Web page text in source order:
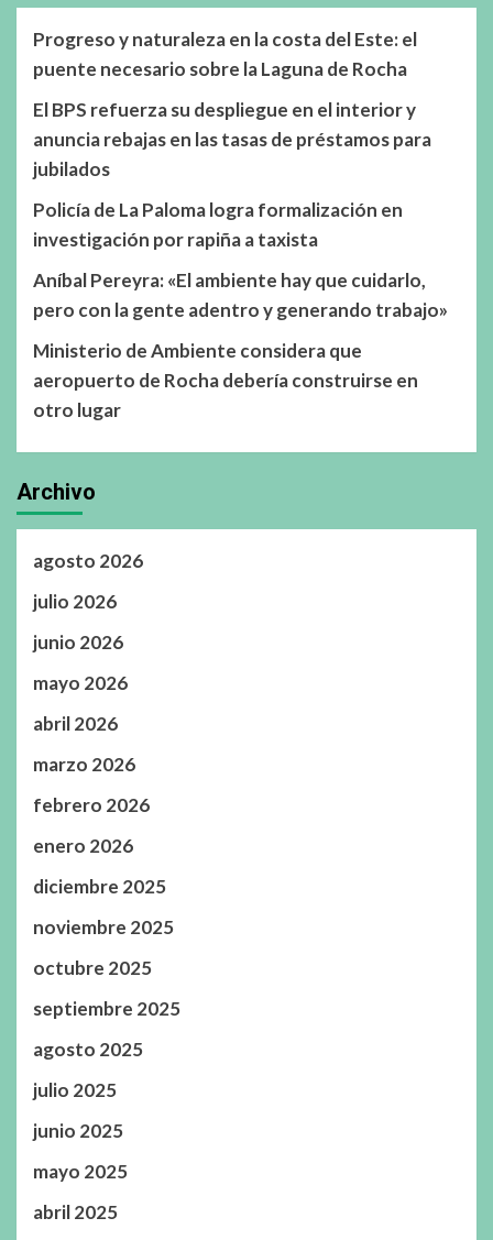
Progreso y naturaleza en la costa del Este: el
puente necesario sobre la Laguna de Rocha
El BPS refuerza su despliegue en el interior y
anuncia rebajas en las tasas de préstamos para
jubilados
Policía de La Paloma logra formalización en
investigación por rapiña a taxista
Aníbal Pereyra: «El ambiente hay que cuidarlo,
pero con la gente adentro y generando trabajo»
Ministerio de Ambiente considera que
aeropuerto de Rocha debería construirse en
otro lugar
Archivo
agosto 2026
julio 2026
junio 2026
mayo 2026
abril 2026
marzo 2026
febrero 2026
enero 2026
diciembre 2025
noviembre 2025
octubre 2025
septiembre 2025
agosto 2025
julio 2025
junio 2025
mayo 2025
abril 2025